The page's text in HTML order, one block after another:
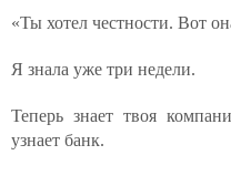
«Ты хотел честности. Вот
Я знала уже три недели.
Теперь знает твоя
узнает банк.